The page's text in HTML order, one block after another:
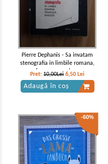
Pierre Dephanis - Sa invatam
stenografia in limbile romana,
franceza, engleza
Pret:10,00Lei 6,50 Lei
Adaugă în coș
-60%